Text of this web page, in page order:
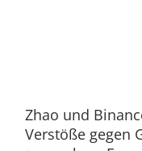
Zhao und
Verstöße gegen